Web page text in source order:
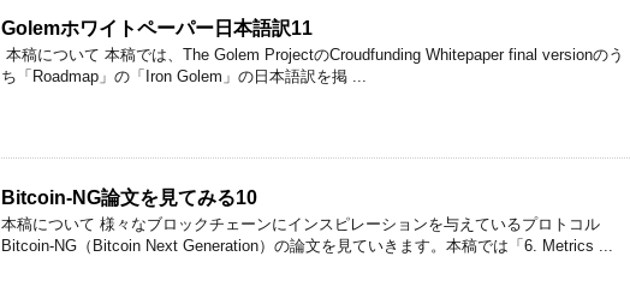
Golemホワイトペーパー日本語訳11
本稿について 本稿では、The Golem ProjectのCroudfunding Whitepaper final versionのう
ち「Roadmap」の「Iron Golem」の日本語訳を掲 ...
Bitcoin-NG論文を見てみる10
本稿について 様々なブロックチェーンにインスピレーションを与えているプロトコル
Bitcoin-NG（Bitcoin Next Generation）の論文を見ていきます。本稿では「6. Metrics ...